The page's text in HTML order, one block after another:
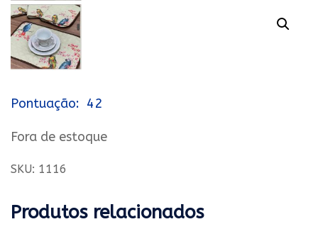
42
Fora de estoque
SKU: 1116
Produtos relacionados